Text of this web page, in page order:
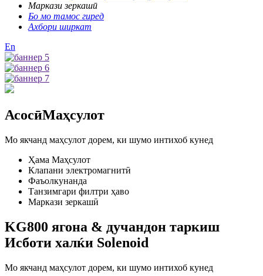
Маркази зеркашӣ
Бо мо тамос гиред
Ахбори ширкат
En
АсосӣМаҳсулот
Мо якчанд маҳсулот дорем, ки шумо интихоб кунед
Ҳама Маҳсулот
Клапани электромагнитӣ
Фаъолкунанда
Танзимгари филтри ҳаво
Маркази зеркашӣ
KG800 ягона & дучандон таркиш
Исботи халќи Solenoid
Мо якчанд маҳсулот дорем, ки шумо интихоб кунед